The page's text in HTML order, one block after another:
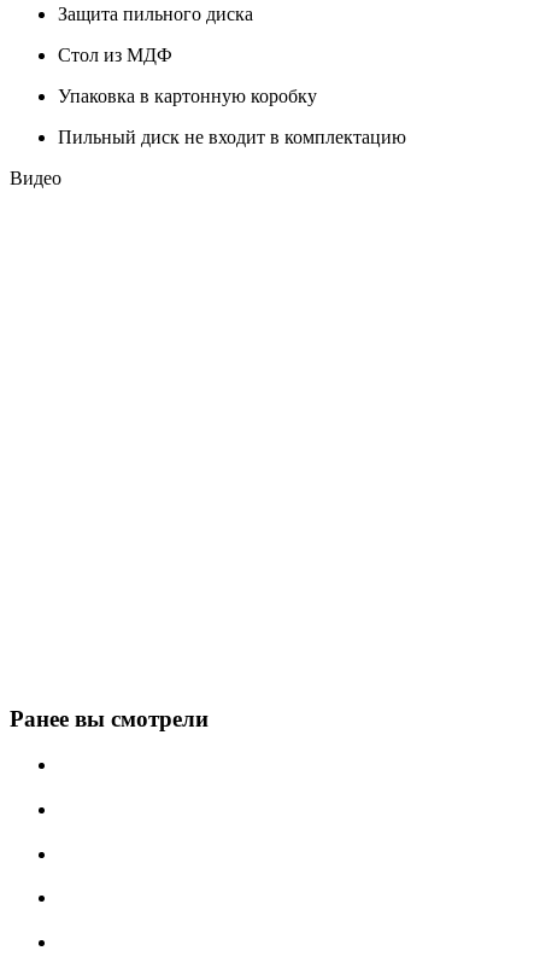
Защита пильного диска
Стол из МДФ
Упаковка в картонную коробку
Пильный диск не входит в комплектацию
Видео
Ранее вы смотрели